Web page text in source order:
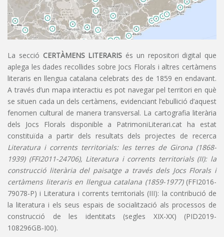
La secció CERTÀMENS LITERARIS és un repositori digital que
aplega les dades recollides sobre Jocs Florals i altres certàmens
literaris en llengua catalana celebrats des de 1859 en endavant.
A través d’un mapa interactiu es pot navegar pel territori en què
se situen cada un dels certàmens, evidenciant l’ebullició d’aquest
fenomen cultural de manera transversal. La cartografia literària
dels Jocs Florals disponible a PatrimoniLiterari.cat ha estat
constituïda a partir dels resultats dels projectes de recerca
Literatura i corrents territorials: les terres de Girona (1868-
1939) (FFI2011-24706), Literatura i corrents territorials (II): la
construcció literària del paisatge a través dels Jocs Florals i
certàmens literaris en llengua catalana (1859-1977)(FFI2016-
79078-P) i Literatura i corrents territorials (III): la contribució de
la literatura i els seus espais de socialització als processos de
construcció de les identitats (segles XIX-XX) (PID2019-
108296GB-I00).